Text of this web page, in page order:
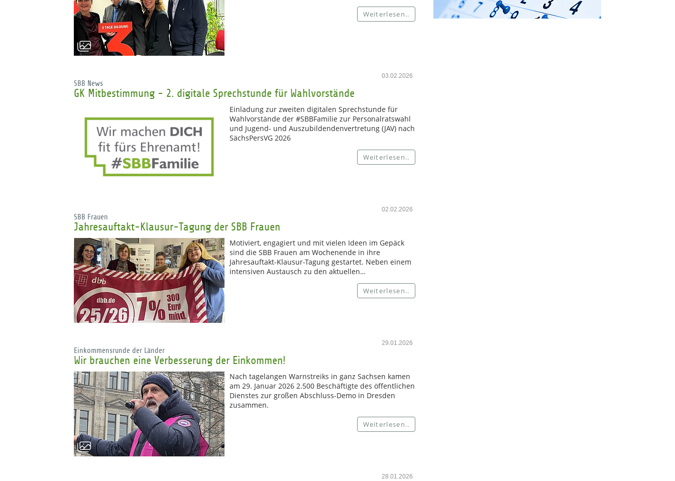
Weiterlesen..
03.02.2026
SBB News
GK Mitbestimmung - 2. digitale Sprechstunde für Wahlvorstände
Einladung zur zweiten digitalen Sprechstunde für
Wahlvorstände der #SBBFamilie zur Personalratswahl
und Jugend- und Auszubildendenvertretung (JAV) nach
SächsPersVG 2026
Weiterlesen..
02.02.2026
SBB Frauen
Jahresauftakt-Klausur-Tagung der SBB Frauen
Motiviert, engagiert und mit vielen Ideen im Gepäck
sind die SBB Frauen am Wochenende in ihre
Jahresauftakt-Klausur-Tagung gestartet. Neben einem
intensiven Austausch zu den aktuellen…
Weiterlesen..
29.01.2026
Einkommensrunde der Länder
Wir brauchen eine Verbesserung der Einkommen!
Nach tagelangen Warnstreiks in ganz Sachsen kamen
am 29. Januar 2026 2.500 Beschäftigte des öffentlichen
Dienstes zur großen Abschluss-Demo in Dresden
zusammen.
Weiterlesen..
28.01.2026